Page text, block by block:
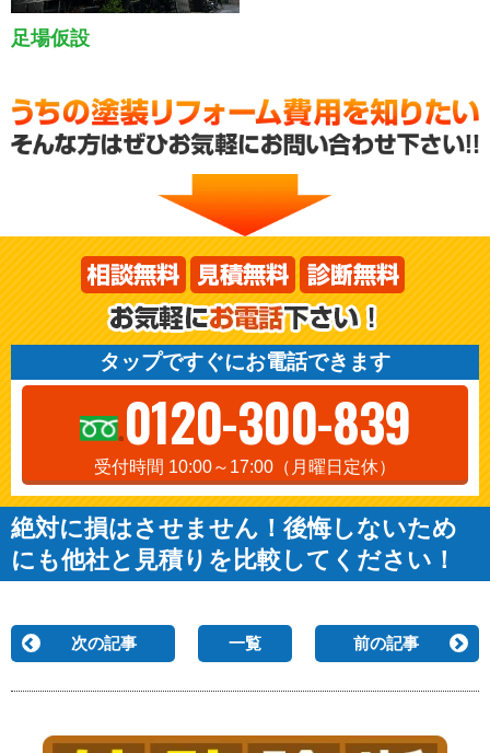
足場仮設
タップですぐにお電話できます
0120-300-839
受付時間 10:00～17:00（月曜日定休）
絶対に損はさせません！後悔しないため
にも他社と見積りを比較してください！
次の記事 一覧 前の記事